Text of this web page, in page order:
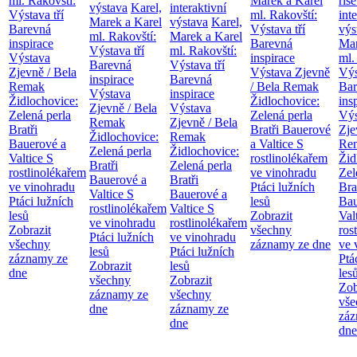
Výstava tří
Barevná
inspirace
Výstava
Zjevně / Bela
Remak
Židlochovice:
Zelená perla
Bratři
Bauerové a
Valtice S
rostlinolékařem
ve vinohradu
Ptáci lužních
lesů
Zobrazit
všechny
záznamy ze
dne
výstava Karel,
Marek a Karel
ml. Rakovští:
Výstava tří
Barevná
inspirace
Výstava
Zjevně / Bela
Remak
Židlochovice:
Zelená perla
Bratři
Bauerové a
Valtice S
rostlinolékařem
ve vinohradu
Ptáci lužních
lesů
Zobrazit
všechny
záznamy ze
dne
interaktivní
výstava Karel,
Marek a Karel
ml. Rakovští:
Výstava tří
Barevná
inspirace
Výstava
Zjevně / Bela
Remak
Židlochovice:
Zelená perla
Bratři
Bauerové a
Valtice S
rostlinolékařem
ve vinohradu
Ptáci lužních
lesů
Zobrazit
všechny
záznamy ze
dne
ml. Rakovští:
Výstava tří
Barevná
inspirace
Výstava Zjevně
/ Bela Remak
Židlochovice:
Zelená perla
Bratři Bauerové
a Valtice S
rostlinolékařem
ve vinohradu
Ptáci lužních
lesů
Zobrazit
všechny
záznamy ze dne
ml.
ve
dne